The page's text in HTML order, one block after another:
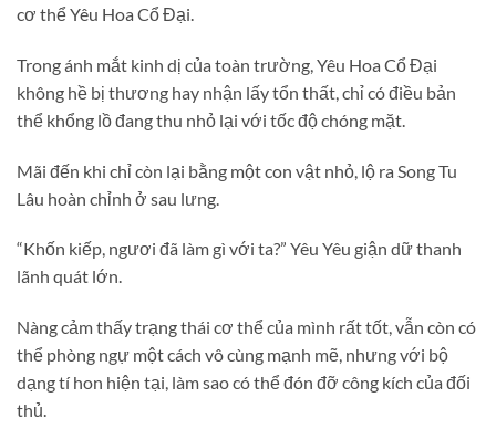
cơ thể Yêu Hoa Cổ Đại.
Trong ánh mắt kinh dị của toàn trường, Yêu Hoa Cổ Đại
không hề bị thương hay nhận lấy tổn thất, chỉ có điều bản
thể khổng lồ đang thu nhỏ lại với tốc độ chóng mặt.
Mãi đến khi chỉ còn lại bằng một con vật nhỏ, lộ ra Song Tu
Lâu hoàn chỉnh ở sau lưng.
“Khốn kiếp, ngươi đã làm gì với ta?” Yêu Yêu giận dữ thanh
lãnh quát lớn.
Nàng cảm thấy trạng thái cơ thể của mình rất tốt, vẫn còn có
thể phòng ngự một cách vô cùng mạnh mẽ, nhưng với bộ
dạng tí hon hiện tại, làm sao có thể đón đỡ công kích của đối
thủ.